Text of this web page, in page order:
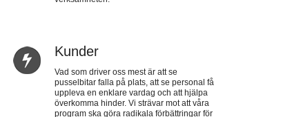
Kunder
Vad som driver oss mest är att se
pusselbitar falla på plats, att se personal få
uppleva en enklare vardag och att hjälpa
överkomma hinder. Vi strävar mot att våra
program ska göra radikala förbättringar för